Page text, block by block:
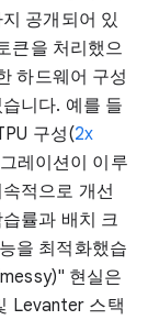
공개되어 있
큰을 처리했으
하드웨어 구성
니다. 예를 들
구성(2x
레이션이 이루
적으로 개선
률과 배치 크
을 최적화했습
현실은
Levanter 스택